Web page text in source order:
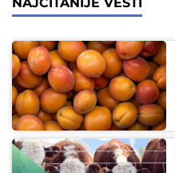
NAJČITANIJE VESTI